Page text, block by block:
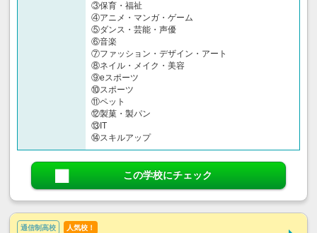
③保育・福祉
④アニメ・マンガ・ゲーム
⑤ダンス・芸能・声優
⑥音楽
⑦ファッション・デザイン・アート
⑧ネイル・メイク・美容
⑨eスポーツ
⑩スポーツ
⑪ペット
⑫製菓・製パン
⑬IT
⑭スキルアップ
この学校にチェック
通信制高校 人気校！